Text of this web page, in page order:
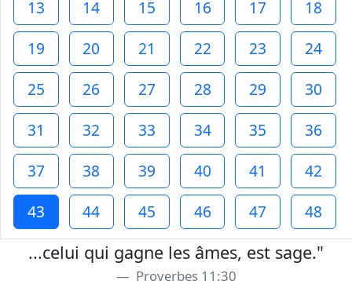
13
14 15 16 17
18
19
20 21 22 23
24
25
26 27 28 29
30
31
32 33 34 35
36
37
38 39 40 41
42
43
44 45 46 47 48
...celui qui gagne les âmes, est sage."
Proverbes 11:30